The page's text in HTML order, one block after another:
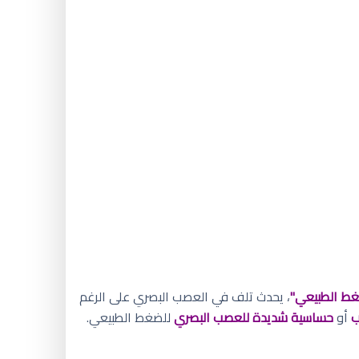
الطبيعي"، يحدث تلف في العصب البصري على الرغم
أوحساسية شديدة للعصب البصريللضغط الطبيعي.